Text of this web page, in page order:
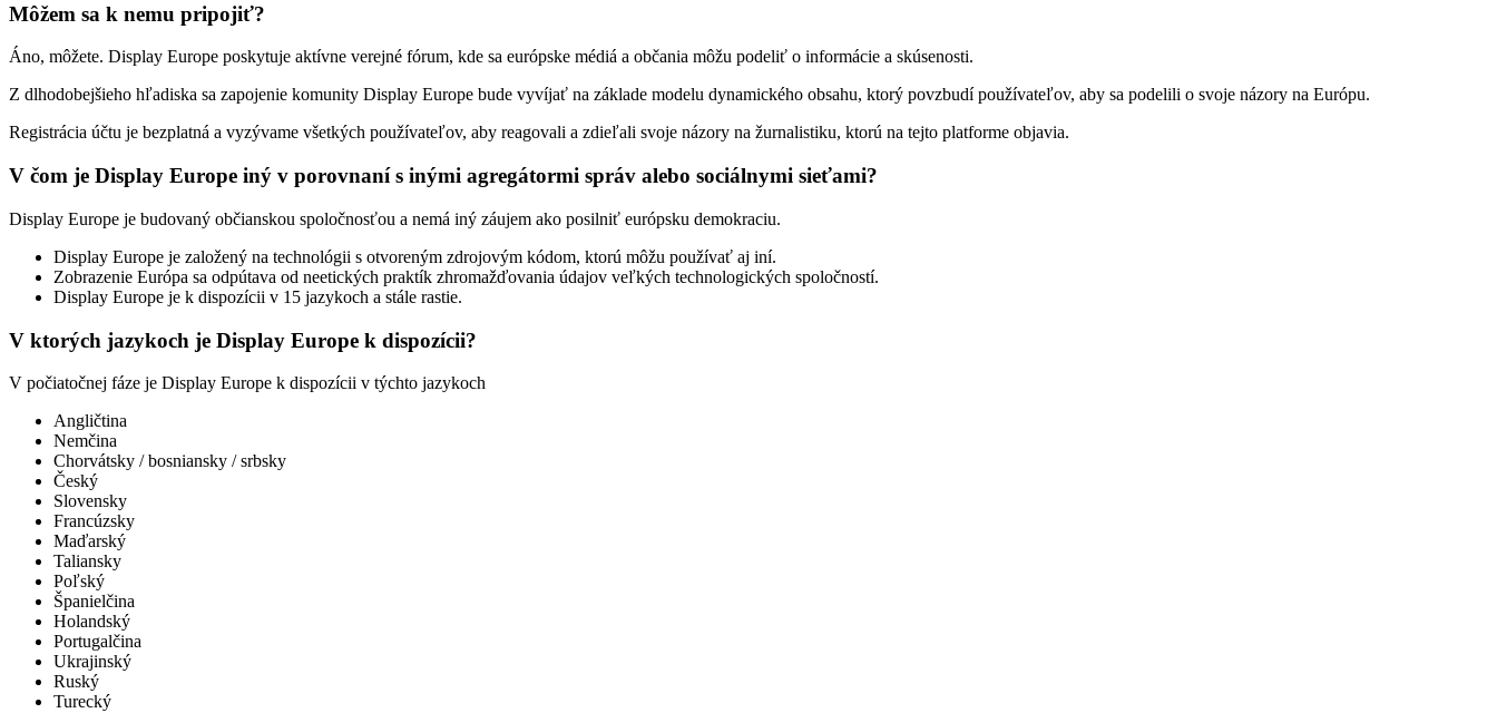
Môžem sa k nemu pripojiť?
Áno, môžete. Display Europe poskytuje aktívne verejné fórum, kde sa európske médiá a občania môžu podeliť o informácie a skúsenosti.
Z dlhodobejšieho hľadiska sa zapojenie komunity Display Europe bude vyvíjať na základe modelu dynamického obsahu, ktorý povzbudí používateľov, aby sa podelili o svoje názory na Európu.
Registrácia účtu je bezplatná a vyzývame všetkých používateľov, aby reagovali a zdieľali svoje názory na žurnalistiku, ktorú na tejto platforme objavia.
V čom je Display Europe iný v porovnaní s inými agregátormi správ alebo sociálnymi sieťami?
Display Europe je budovaný občianskou spoločnosťou a nemá iný záujem ako posilniť európsku demokraciu.
Display Europe je založený na technológii s otvoreným zdrojovým kódom, ktorú môžu používať aj iní.
Zobrazenie Európa sa odpútava od neetických praktík zhromažďovania údajov veľkých technologických spoločností.
Display Europe je k dispozícii v 15 jazykoch a stále rastie.
V ktorých jazykoch je Display Europe k dispozícii?
V počiatočnej fáze je Display Europe k dispozícii v týchto jazykoch
Angličtina
Nemčina
Chorvátsky / bosniansky / srbsky
Český
Slovensky
Francúzsky
Maďarský
Taliansky
Poľský
Španielčina
Holandský
Portugalčina
Ukrajinský
Ruský
Turecký